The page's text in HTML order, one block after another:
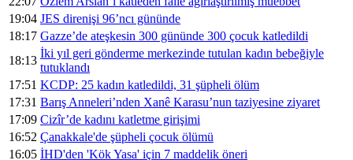
19:04 JES direnişi 96’ncı gününde
18:17 Gazze’de ateşkesin 300 gününde 300 çocuk katledildi
18:13
İki yıl geri gönderme merkezinde tutulan kadın bebeğiyle
tutuklandı
17:51 KCDP: 25 kadın katledildi, 31 şüpheli ölüm
17:31 Barış Anneleri’nden Xanê Karasu’nun taziyesine ziyaret
17:09 Cizîr’de kadını katletme girişimi
16:52 Çanakkale'de şüpheli çocuk ölümü
16:05 İHD'den 'Kök Yasa' için 7 maddelik öneri